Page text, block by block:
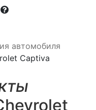
автомобиля
Captiva